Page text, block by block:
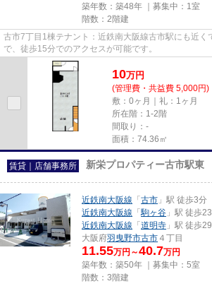
築年数：築48年 ｜募集中： 1室
階数：2階建
古市7丁目1棟テナント：近鉄南大阪線古市駅にも近く
で、徒歩15分でのアクセスが可能です。
10万円
(管理費・共益費 5,000円)
敷：0ヶ月｜礼：1ヶ月
所在階：1-2階
間取り：-
面積：74.36㎡
賃貸｜店舗事務所 新栄プロパティー古市駅東
近鉄南大阪線 「 古市 」駅 徒歩3分
近鉄南大阪線 「駒ヶ谷 」駅 徒歩
近鉄南大阪線 「 道明寺 」駅 徒歩
大阪府羽曳野市古市 ４丁目
11.55万円～40.7万円
築年数：築50年 ｜募集中： 5室
階数：3階建